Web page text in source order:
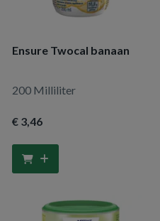
Ensure Twocal banaan
200 Milliliter
€ 3,46